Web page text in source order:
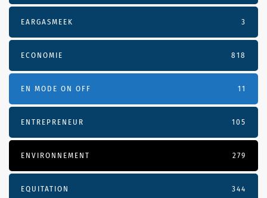
EARGASMEEK 3
ECONOMIE 818
EN MODE ON OFF 11
ENTREPRENEUR 105
ENVIRONNEMENT 279
EQUITATION 344